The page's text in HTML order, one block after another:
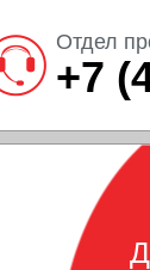
Отдел
+7